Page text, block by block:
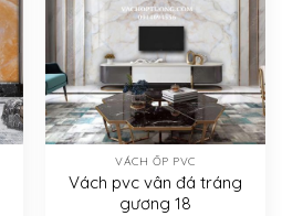
VÁCH ỐP PVC
Vách pvc vân đá tráng
gương 18